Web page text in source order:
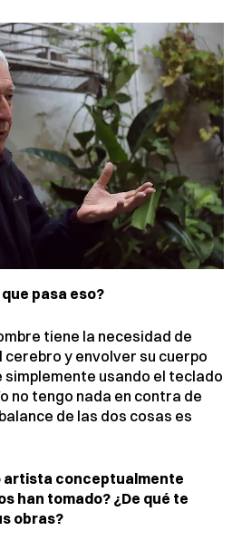
pasa eso?
tiene la necesidad de
cerebro y envolver su cuerpo
simplemente usando el teclado
no tengo nada en contra de
de las dos cosas es
artista conceptualmente
han tomado? ¿De qué te
obras?